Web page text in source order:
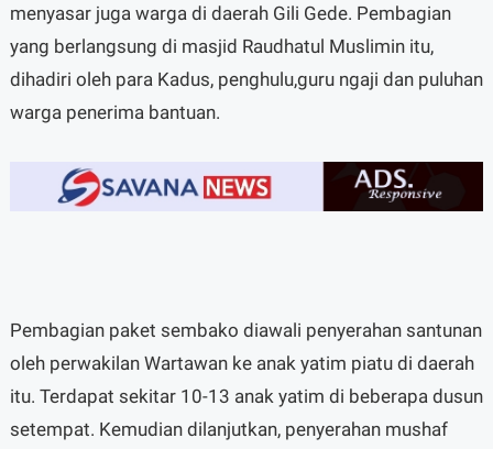
menyasar juga warga di daerah Gili Gede. Pembagian
yang berlangsung di masjid Raudhatul Muslimin itu,
dihadiri oleh para Kadus, penghulu,guru ngaji dan puluhan
warga penerima bantuan.
Pembagian paket sembako diawali penyerahan santunan
oleh perwakilan Wartawan ke anak yatim piatu di daerah
itu. Terdapat sekitar 10-13 anak yatim di beberapa dusun
setempat. Kemudian dilanjutkan, penyerahan mushaf